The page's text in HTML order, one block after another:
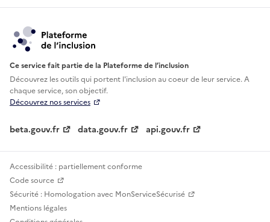
Ce service fait partie de la Plateforme de l’inclusion
Découvrez les outils qui portent l'inclusion aucoeur de leur service. A
chaque service, son objectif.
Découvrez nos services
beta.gouv.fr data.gouv.fr api.gouv.fr
Accessibilité : partiellement conforme
Code source
Sécurité : Homologation avec MonServiceSécurisé
Mentions légales